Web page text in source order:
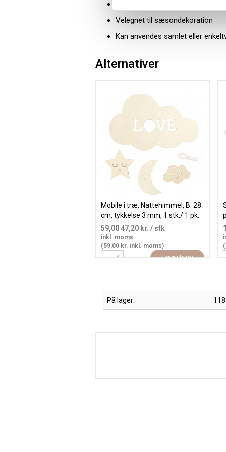
Velegnet til sæsondekoration
Kan anvendes samlet eller
Alternativer
Mobile i træ, Nattehimmel, B: 28
cm, tykkelse 3 mm, 1 stk./ 1 pk.
59,00 47,20 kr. / stk
inkl. moms
(59,00 kr. inkl. moms)
Læg i kurv
På lager: